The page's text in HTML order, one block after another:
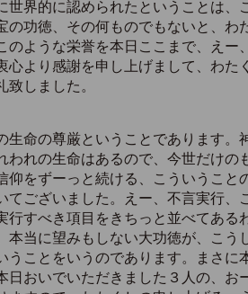
界的に認められたということは
功徳、その何ものでもないと、わ
ような栄誉を本日ここまで、え
より感謝を申し上げまして、わた
しました。
命の尊厳ということであります
れの生命はあるので、今世だけ
をずーっと続ける、こういうこと
ございました。えー、不言実行
すべき項目をきちっと並べてあ
当に望みもしない大功徳が、こ
ことをいうのであります。まさに
おいでいただきました３人の、お